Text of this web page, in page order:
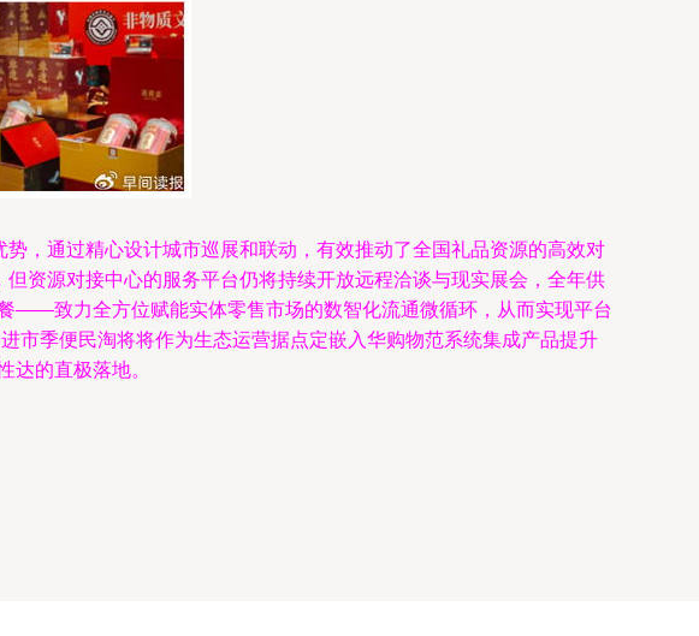
，通过精心设计城市巡展和联动，有效推动了全国礼品资源的高效对
资源对接中心的服务平台仍将持续开放远程洽谈与现实展会，全年供
——致力全方位赋能实体零售市场的数智化流通微循环，从而实现平台
市季便民淘将将作为生态运营据点定嵌入华购物范系统集成产品提升
达的直极落地。